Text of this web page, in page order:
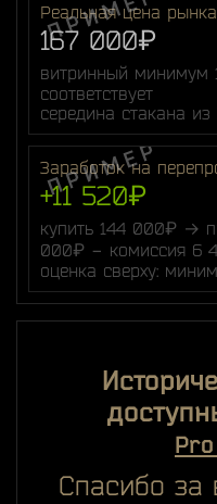
Реальная цена рынка
167 000₽
витринный
соответствует
середина стакана
Заработок на
+11 520₽
купить 144 000₽ →
000₽ − комиссия 6
оценка сверху:
Pro
Спасибо за